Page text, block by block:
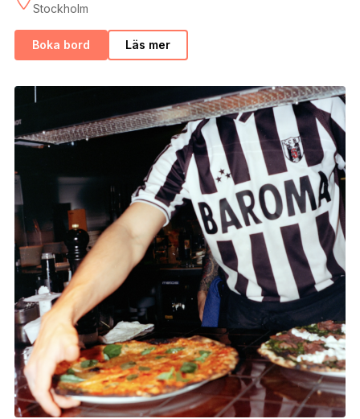
Stockholm
Boka bord Läs mer